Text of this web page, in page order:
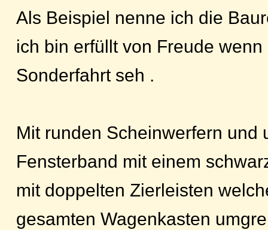
Als Beispiel nenne ich die
ich bin erfüllt von Freude
Sonderfahrt seh .
Mit runden Scheinwerfern und
Fensterband mit einem
mit doppelten Zierleisten
gesamten Wagenkasten